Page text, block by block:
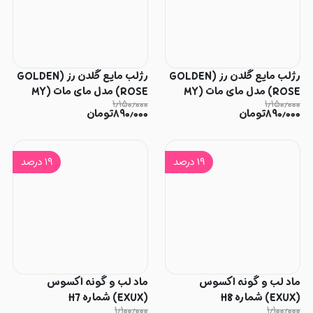
رژلب مایع گلدن رز (GOLDEN
ROSE) مدل مای مات (MY
MATTE) شماره 09
۱٫۱۵۰٫۰۰۰
۸۹۰٫۰۰۰تومان
رژلب مایع گلدن رز (GOLDEN
ROSE) مدل مای مات (MY
MATTE) شماره 04
۱٫۱۵۰٫۰۰۰
۸۹۰٫۰۰۰تومان
۱۹درصد
ماد لب و گونه اکسوس
(EXUX) شماره H8
۱۹درصد
ماد لب و گونه اکسوس
(EXUX) شماره H7